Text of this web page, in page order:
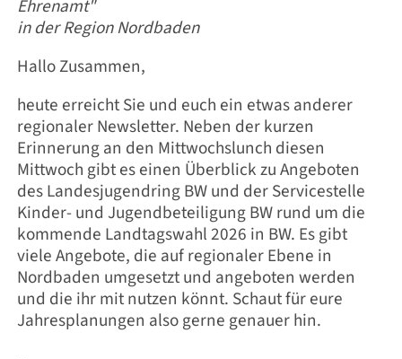
Ehrenamt"
in der Region Nordbaden
Hallo Zusammen,
heute erreicht Sie und euch ein etwas anderer
regionaler Newsletter. Neben der kurzen
Erinnerung an den Mittwochslunch diesen
Mittwoch gibt es einen Überblick zu Angeboten
des Landesjugendring BW und der Servicestelle
Kinder- und Jugendbeteiligung BW rund um die
kommende Landtagswahl 2026 in BW. Es gibt
viele Angebote, die auf regionaler Ebene in
Nordbaden umgesetzt und angeboten werden
und die ihr mit nutzen könnt. Schaut für eure
Jahresplanungen also gerne genauer hin.